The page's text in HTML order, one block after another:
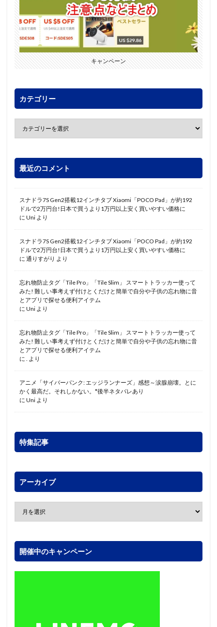
キャンペーン
カテゴリー
最近のコメント
スナドラ7S Gen2搭載12インチタブ Xiaomi「POCO Pad」が約192
ドルで2万円台!日本で買うより1万円以上安く買いやすい価格に
に Uni より
スナドラ7S Gen2搭載12インチタブ Xiaomi「POCO Pad」が約192
ドルで2万円台!日本で買うより1万円以上安く買いやすい価格に
に 通りすがり より
忘れ物防止タグ「Tile Pro」「Tile Slim」 スマートトラッカー使って
みた! 難しい事考えず付けとくだけと簡単で自分や子供の忘れ物に音
とアプリで探せる便利アイテム
に Uni より
忘れ物防止タグ「Tile Pro」「Tile Slim」 スマートトラッカー使って
みた! 難しい事考えず付けとくだけと簡単で自分や子供の忘れ物に音
とアプリで探せる便利アイテム
に . より
アニメ「サイバーパンク: エッジランナーズ」感想～涙腺崩壊。とに
かく最高だ。それしかない。*後半ネタバレあり
に Uni より
特集記事
アーカイブ
開催中のキャンペーン